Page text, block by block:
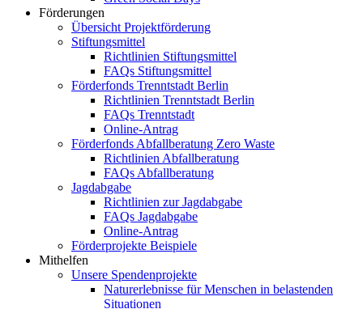
Förderungen
Übersicht Projektförderung
Stiftungsmittel
Richtlinien Stiftungsmittel
FAQs Stiftungsmittel
Förderfonds Trenntstadt Berlin
Richtlinien Trenntstadt Berlin
FAQs Trenntstadt
Online-Antrag
Förderfonds Abfallberatung Zero Waste
Richtlinien Abfallberatung
FAQs Abfallberatung
Jagdabgabe
Richtlinien zur Jagdabgabe
FAQs Jagdabgabe
Online-Antrag
Förderprojekte Beispiele
Mithelfen
Unsere Spendenprojekte
Naturerlebnisse für Menschen in belastenden
Situationen